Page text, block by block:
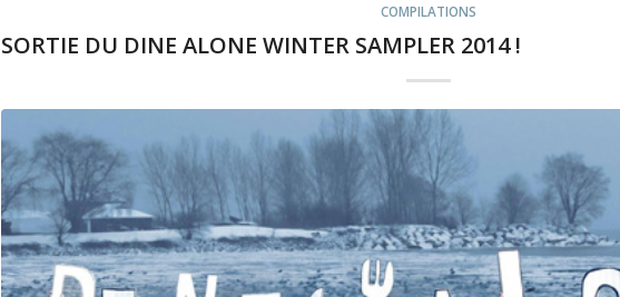
COMPILATIONS
SORTIE DU DINE ALONE WINTER SAMPLER 2014 !